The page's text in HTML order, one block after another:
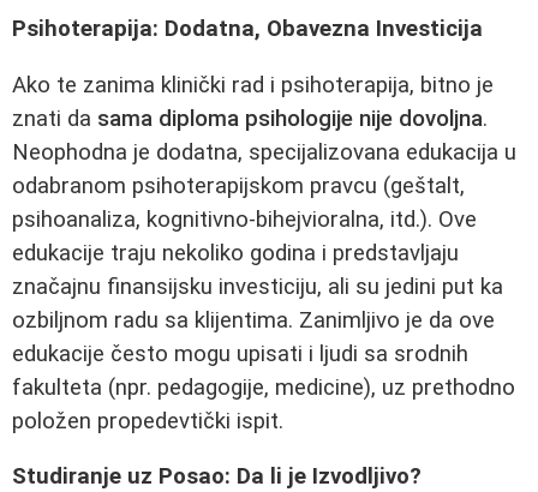
Psihoterapija: Dodatna, Obavezna Investicija
Ako te zanima klinički rad i psihoterapija, bitno je
znati da sama diploma psihologije nije dovoljna.
Neophodna je dodatna, specijalizovana edukacija u
odabranom psihoterapijskom pravcu (geštalt,
psihoanaliza, kognitivno-bihejvioralna, itd.). Ove
edukacije traju nekoliko godina i predstavljaju
značajnu finansijsku investiciju, ali su jedini put ka
ozbiljnom radu sa klijentima. Zanimljivo je da ove
edukacije često mogu upisati i ljudi sa srodnih
fakulteta (npr. pedagogije, medicine), uz prethodno
položen propedevtički ispit.
Studiranje uz Posao: Da li je Izvodljivo?